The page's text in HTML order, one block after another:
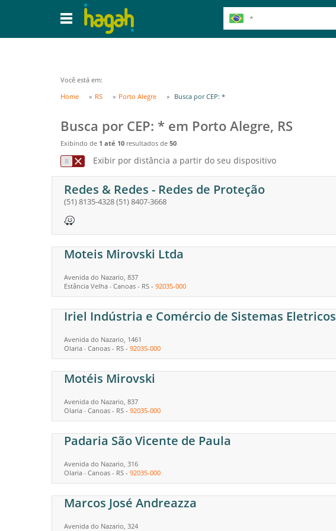
Você está em:
Home
RS Porto Alegre Busca por CEP: *
Busca por CEP: * em Porto Alegre, RS
Exibindo de 1 até 10 resultados de 50
Exibir por distância a partir do seu dispositivo
Redes & Redes - Redes de Proteção
(51) 8135-4328(51) 8407-3668
Moteis Mirovski Ltda
Avenida do Nazario, 837
Estância Velha - Canoas - RS - 92035-000
Iriel Indústria e Comércio de Sistemas Eletricos
Avenida do Nazario, 1461
Olaria - Canoas - RS - 92035-000
Motéis Mirovski
Avenida do Nazario, 837
Olaria - Canoas - RS - 92035-000
Padaria São Vicente de Paula
Avenida do Nazario, 316
Olaria - Canoas - RS - 92035-000
Marcos José Andreazza
Avenida do Nazario, 324